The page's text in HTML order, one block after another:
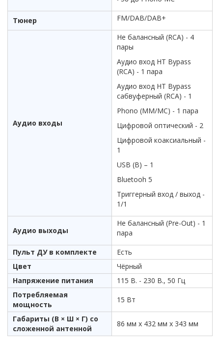
Тюнер FM/DAB/DAB+
Аудио входы
Не балансный (RCA) - 4
пары
Аудио вход HT Bypass
(RCA) - 1 пара
Аудио вход HT Bypass
сабвуферный (RCA) - 1
Phono (MM/MC) - 1 пара
Цифровой оптический - 2
Цифровой коаксиальный -
1
USB (B) – 1
Bluetooh 5
Триггерный вход / выход -
1/1
Аудио выходы
Не балансный (Pre-Out) - 1
пара
Пульт ДУ в комплекте
Есть
Цвет
Чёрный
Напряжение питания
115 В. - 230 В., 50 Гц
Потребляемая
мощность
15 Вт
Габариты (В × Ш × Г) со
сложенной антенной
86 мм х 432 мм х 343 мм